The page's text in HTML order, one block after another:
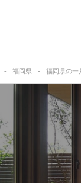
福岡県 福岡県の一